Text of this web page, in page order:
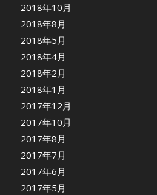
2018年10月
2018年8月
2018年5月
2018年4月
2018年2月
2018年1月
2017年12月
2017年10月
2017年8月
2017年7月
2017年6月
2017年5月